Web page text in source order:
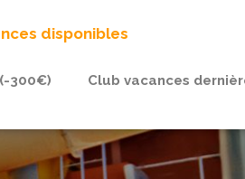
disponibles
300€)
Club vacances